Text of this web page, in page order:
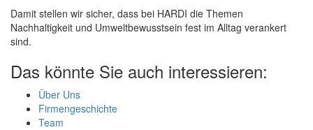
Damit stellen wir sicher, dass bei HARDI die Themen
Nachhaltigkeit und Umweltbewusstsein fest im Alltag verankert
sind.
Das könnte Sie auch interessieren:
Über Uns
Firmengeschichte
Team